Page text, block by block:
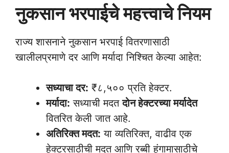
नुकसान भरपाईचे महत्त्वाचे नियम
राज्य शासनाने नुकसान भरपाई वितरणासाठी
खालीलप्रमाणे दर आणि मर्यादा निश्चित केल्या आहेत:
सध्याचा दर: ₹८,५०० प्रति हेक्टर.
मर्यादा: सध्याची मदतदोन हेक्टरच्या मर्यादेत
वितरित केली जात आहे.
अतिरिक्त मदत: या व्यतिरिक्त, वाढीव एक
हेक्टरसाठीची मदत आणि रब्बी हंगामासाठीचे